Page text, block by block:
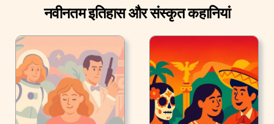
नवीनतम इतिहास और संस्कृत कहानियां